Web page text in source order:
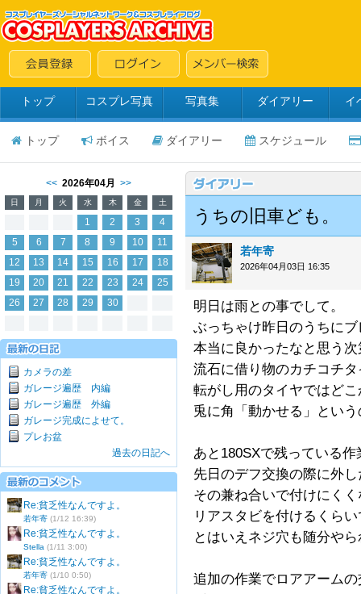
トップ コスプレ写真 写真集 ダイアリー イ
トップ ボイス ダイアリー スケジュール
<< 2026年04月 >>
日 月 火 水 木 金 土
1 2 3
4
5
6 7 8 9 10
11
12
13 14 15 16 17
18
19
20 21 22 23 24
25
26
27 28 29 30
カメラの差
ガレージ遍歴 内編
ガレージ遍歴 外編
ガレージ完成によせて。
プレお盆
過去の日記へ
Re:貧乏性なんですよ。
若年寄 (1/12 16:39)
Re:貧乏性なんですよ。
Stella (1/11 3:00)
Re:貧乏性なんですよ。
若年寄 (1/10 0:50)
Re:貧乏性なんですよ。
うちの旧車ども。
若年寄
2026年04月03日 16:35
明日は雨との事でして。
ぶっちゃけ昨日のうちに
本当に良かったなと思う
流石に借り物のカチコチ
転がし用のタイヤではど
兎に角「動かせる」とい
あと180SXで残っている作
先日のデフ交換の際に外
その兼ね合いで付けにく
リアスタビを付けるくら
とはいえネジ穴も随分や
追加の作業でロアアーム